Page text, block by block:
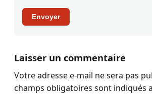
Envoyer
Laisser un commentaire
Votre adresse e-mail ne sera pas
champs obligatoires sont indiqués